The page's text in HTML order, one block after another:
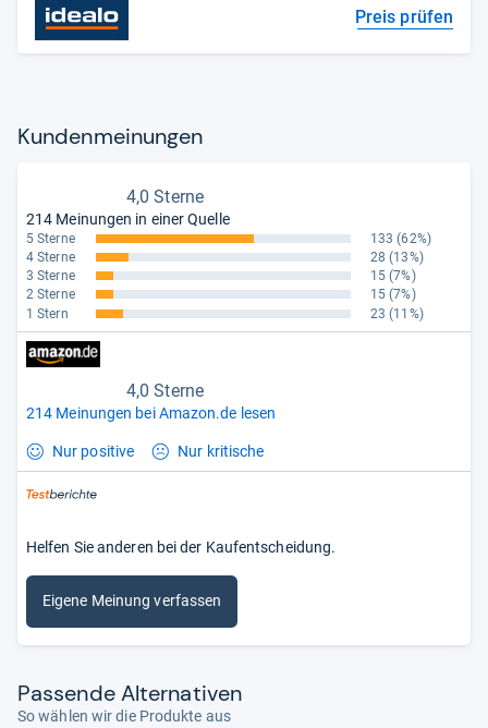
Preis prüfen
Kun­den­mei­nun­gen
4,0 Sterne
214 Meinungen in einer Quelle
5 Sterne 133 (62%)
4 Sterne
28 (13%)
3 Sterne
15 (7%)
2 Sterne
15 (7%)
1 Stern
23 (11%)
4,0 Sterne
214 Meinungen bei Amazon.de lesen
Nur positive Nur kritische
Helfen Sie anderen bei der Kaufentscheidung.
Eigene Meinung verfassen
Pas­sende Alter­na­ti­ven
So wählen wir die Produkte aus